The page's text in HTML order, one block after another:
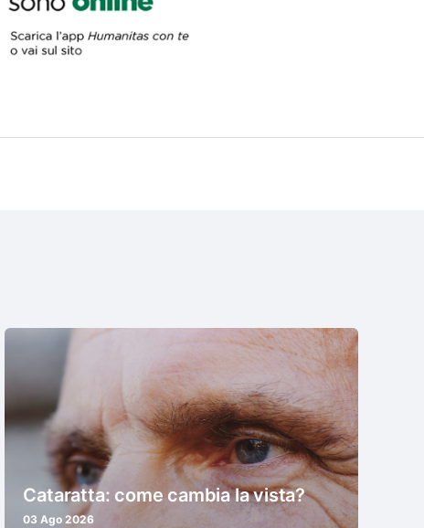
Cataratta: come cambia la vista?
03 Ago 2026